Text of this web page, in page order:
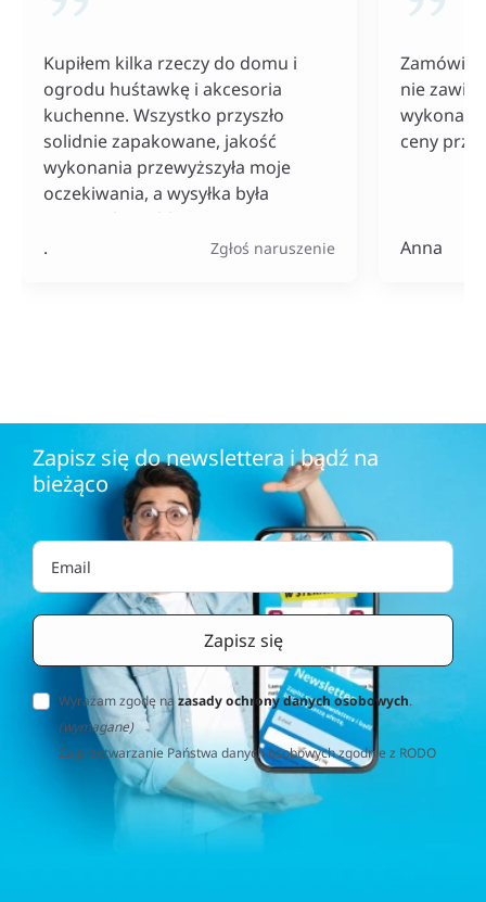
Kupiłem kilka rzeczy do domu i
ogrodu huśtawkę i akcesoria
kuchenne. Wszystko przyszło
solidnie zapakowane, jakość
wykonania przewyższyła moje
oczekiwania, a wysyłka była
naprawdę szybka. Do tego ceny
bardzo konkurencyjne, szczególnie
. Zgłoś naruszenie
nie
ceny
Anna
Zapisz się do newslettera i bądź na
bieżąco
Wyrażam zgodę nazasady ochrony danych osobowych.
(wymagane)
Za przetwarzanie Państwa danych osobowych zgodnie z RODO
(Rozporządzenie o Ochronie Danych Osobowych) odpowiedzialna
jest firma Home&Decor Sp. z o.o., Instalatorów 17/108, 02-237
Warszawa, Polska, NIP: PL5223059837 („Administrator”). W